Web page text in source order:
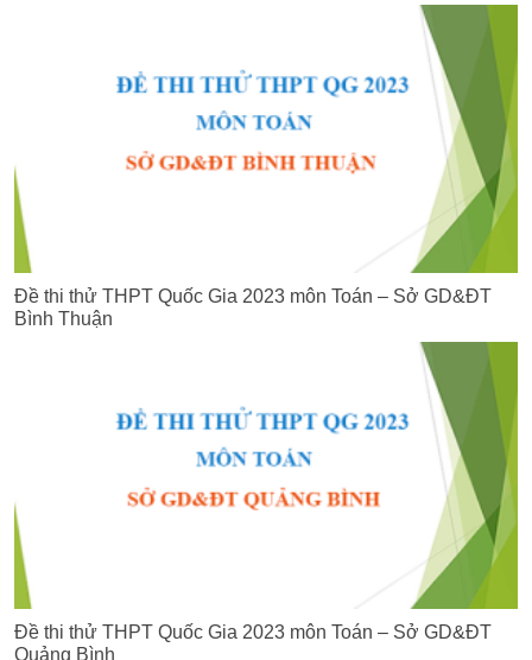
Đề thi thử THPT Quốc Gia 2023 môn Toán – Sở GD&ĐT
Bình Thuận
Đề thi thử THPT Quốc Gia 2023 môn Toán – Sở GD&ĐT
Quảng Bình